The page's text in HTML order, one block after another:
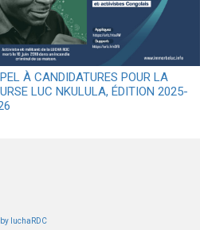
À CANDIDATURES POUR LA
LUC NKULULA, ÉDITION 2025-
luchaRDC